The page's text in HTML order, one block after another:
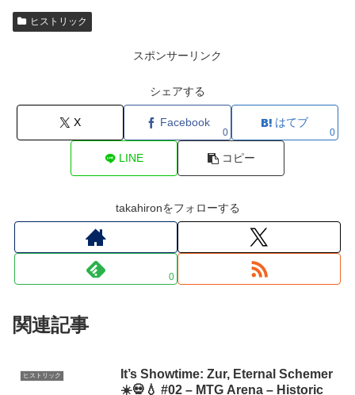
ヒストリック
スポンサーリンク
シェアする
X Facebook
0
はてブ
0
LINE コピー
takahironをフォローする
0
関連記事
ヒストリック
It’s Showtime: Zur, Eternal Schemer
☀️💀💧 #02 – MTG Arena – Historic